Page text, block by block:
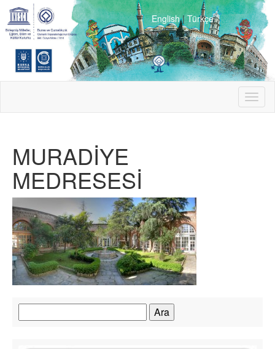
English|Türkçe
MURADİYE
MEDRESESİ